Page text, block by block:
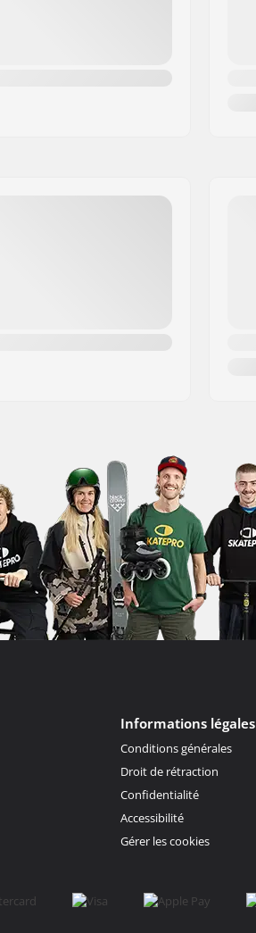
Informations légales
Conditions générales
Droit de rétraction
Confidentialité
Accessibilité
Gérer les cookies